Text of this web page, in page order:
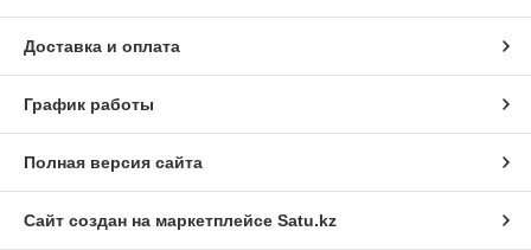
Доставка и оплата
График работы
Полная версия сайта
Сайт создан на маркетплейсе Satu.kz